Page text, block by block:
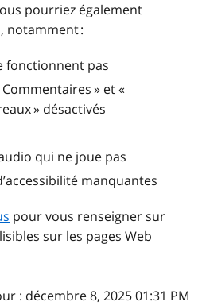
pourriez également
notamment :
fonctionnent pas
» et «
» désactivés
qui ne joue pas
manquantes
pour vous renseigner sur
sur les pages Web
: décembre 8, 2025 01:31 PM